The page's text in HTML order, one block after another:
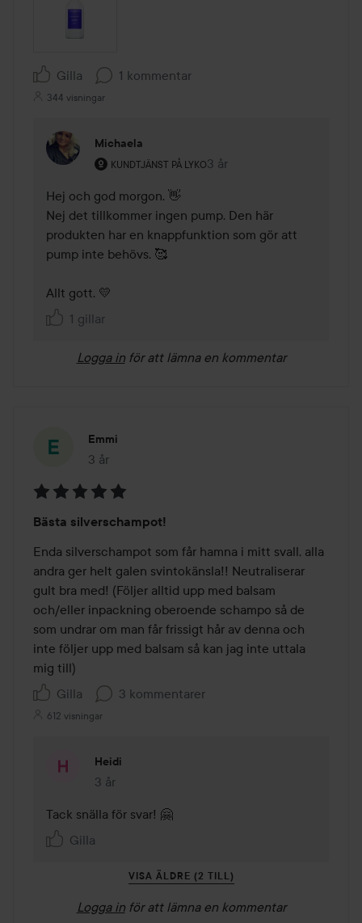
Gilla 1 kommentar
344 visningar
Michaela
KUNDTJÄNST PÅ LYKO
Användarens roll: Kundtjänst på Lyko.
3 år
Kommentaren lades 3 år
Hej och god morgon. 👋
Nej det tillkommer ingen pump. Den här
produkten har en knappfunktion som gör att
pump inte behövs. 🥰
Allt gott. 💛
1 gillar
Logga in för att lämna en kommentar
Emmi
3 år
Inlägget skapades 3 år
5
av
5
Bästa silverschampot!
Enda silverschampot som får hamna i mitt svall, alla
andra ger helt galen svintokänsla!! Neutraliserar
gult bra med! (Följer alltid upp med balsam
och/eller inpackning oberoende schampo så de
som undrar om man får frissigt hår av denna och
inte följer upp med balsam så kan jag inte uttala
mig till)
Gilla
3 kommentarer
612 visningar
Heidi
3 år
Kommentaren lades 3 år
Tack snälla för svar! 🤗
Gilla
VISA ÄLDRE (2 TILL)
Logga in för att lämna en kommentar